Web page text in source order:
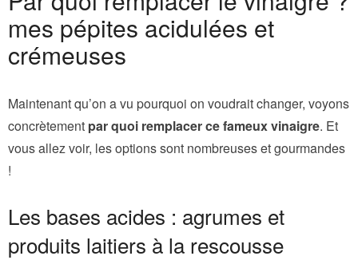
mes pépites acidulées et
crémeuses
Maintenant qu’on a vu pourquoi on voudrait changer, voyons
concrètement par quoi remplacer ce fameux vinaigre. Et
vous allez voir, les options sont nombreuses et gourmandes
!
Les bases acides : agrumes et
produits laitiers à la rescousse